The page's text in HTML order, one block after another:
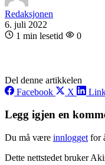
Redaksjonen
6. juli 2022
1 min lesetid
0
Del denne artikkelen
Facebook
X
Legg igjen en
Du må være innlogget for
Dette nettstedet bruker